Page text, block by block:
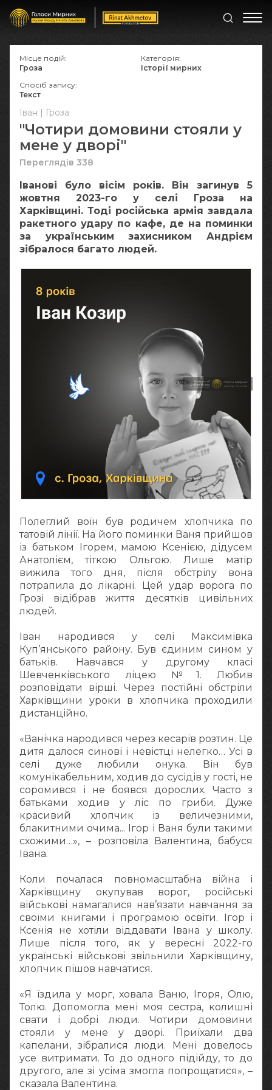
Іван | Гроза
"Чотири домовини стояли у
мене у дворі"
Переглядів 338
Іванові було вісім років. Він загинув 5
жовтня 2023-го у селі Гроза на
Харківщині. Тоді російська армія завдала
ракетного удару по кафе, де на поминки
за українським захисником Андрієм
зібралося багато людей.
Полеглий воїн був родичем хлопчика по
татовій лінії. На його поминки Ваня прийшов
із батьком Ігорем, мамою Ксенією, дідусем
Анатолієм, тіткою Ольгою. Лише матір
вижила того дня, після обстрілу вона
потрапила до лікарні. Цей удар ворога по
Грозі відібрав життя десятків цивільних
людей.
Іван народився у селі Максимівка
Куп’янського району. Був єдиним сином у
батьків. Навчався у другому класі
Шевченківського ліцею №1. Любив
розповідати вірші. Через постійні обстріли
Харківщини уроки в хлопчика проходили
дистанційно.
«Ванічка народився через кесарів розтин. Це
дитя далося синові і невістці нелегко… Усі в
селі дуже любили онука. Він був
комунікабельним, ходив до сусідів у гості, не
соромився і не боявся дорослих. Часто з
батьками ходив у ліс по гриби. Дуже
красивий хлопчик із величезними,
блакитними очима... Ігор і Ваня були такими
схожими…», – розповіла Валентина, бабуся
Івана.
Коли почалася повномасштабна війна і
Харківщину окупував ворог, російські
військові намагалися нав’язати навчання за
своїми книгами і програмою освіти. Ігор і
Ксенія не хотіли віддавати Івана у школу.
Лише після того, як у вересні 2022-го
українські військові звільнили Харківщину,
хлопчик пішов навчатися.
«Я їздила у морг, ховала Ваню, Ігоря, Олю,
Толю. Допомогла мені моя сестра, колишні
свати і добрі люди. Чотири домовини
стояли у мене у дворі. Приїхали два
капелани, зібралися люди. Мені довелось
усе витримати. То до одного підійду, то до
другого, але зі усіма змогла попрощатися», –
сказала Валентина.
Місце подій:
Гроза
Категорія:
Історії мирних
Спосіб запису:
Текст